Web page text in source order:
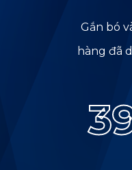
Gắn bó
hàng đã